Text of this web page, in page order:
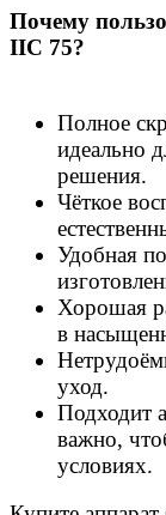
Почему
IIC 75?
Полное
идеально
решения.
Чёткое
Удобная
Хорошая
в
уход.
Подходит
важно,
условиях.